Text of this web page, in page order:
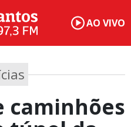
AO VIVO
caminhões